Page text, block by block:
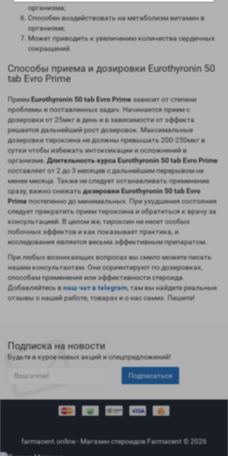
организма;
Способен воздействовать на метаболизм витамин в
организме;
Может приводить к увеличению количества сердечных
сокращений.
Способы приема и дозировки Eurothyronin 50
tab Evro Prime
ПриемEurothyronin 50 tab Evro Primeзависит от степени
проблемы и поставленных задач. Начинается прием с
дозировки от 25мкг в день и в зависимости от эффекта
решается дальнейший рост дозировок. Максимальные
дозировки тироксина не должны превышать 200-250мкг в
сутки чтобы избежать интоксикации и осложнений в
организме.Длительность курса Eurothyronin 50 tab Evro Prime
составляет от 2 до 3 месяцев с дальнейшим перерывом не
менее месяца. Также не следует останавливать применение
сразу, важно снижатьдозировки Eurothyronin 50 tab Evro
Primeпостепенно до минимальных. При ухудшения состояния
следует прекратить прием тироксина и обратиться к врачу за
консультацией. В целом же, тироксин не несет особых
побочных эффектов и как показывает практика, и
исследования является весьма эффективным препаратом.
При любых возникающих вопросах вы смело можете писать
нашим консультантам. Они сориентируют по дозировках,
способам применения или эффективности стероида.
Добавляйтесь внаш чат в telegram, там вы найдете реальные
отзывы о нашей работе, товарах и о нас самих. Пишите!
Подписка на новости
Будьте в курсе новых акций и спецпредложений!
Подписаться
farmacent.online - Магазин стероидов Farmacent © 2026